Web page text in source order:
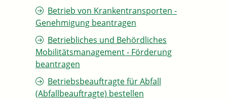
Betrieb von Krankentransporten -
Genehmigung beantragen
Betriebliches und Behördliches
Mobilitätsmanagement - Förderung
beantragen
Betriebsbeauftragte für Abfall
(Abfallbeauftragte) bestellen